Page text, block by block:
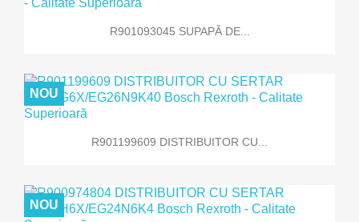
R901093045 SUPAPĂ DE...
R901199609 DISTRIBUITOR CU...
NOU
NOU